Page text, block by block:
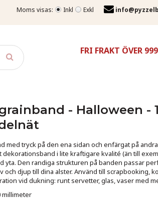
Moms visas: Inkl Exkl
FRI FRAKT ÖVER
- Halloween -
med tryck på den ena sidan och enfärgat på
dekorationsband i lite kraftigare kvalité (än till
yta. Den randiga strukturen på banden passar
och djup till dina alster. Använd till scrapbooking,
vid dukning: runt servetter, glas, vaser med
millimeter